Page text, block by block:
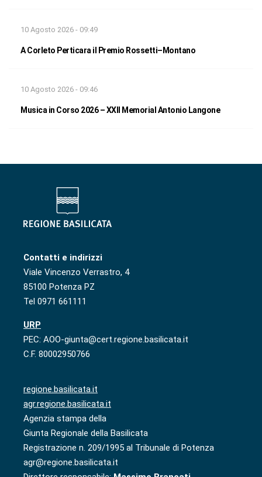
10 Agosto 2026 - 09:49
A Corleto Perticara il Premio Rossetti–Montano
10 Agosto 2026 - 09:46
Musica in Corso 2026 – XXII Memorial Antonio Langone
Contatti e indirizzi
Viale Vincenzo Verrastro, 4
85100 Potenza PZ
Tel 0971 661111
URP
PEC: AOO-giunta@cert.regione.basilicata.it
C.F. 80002950766
regione.basilicata.it
agr.regione.basilicata.it
Agenzia stampa della
Giunta Regionale della Basilicata
Registrazione n. 209/1995 al Tribunale di Potenza
agr@regione.basilicata.it